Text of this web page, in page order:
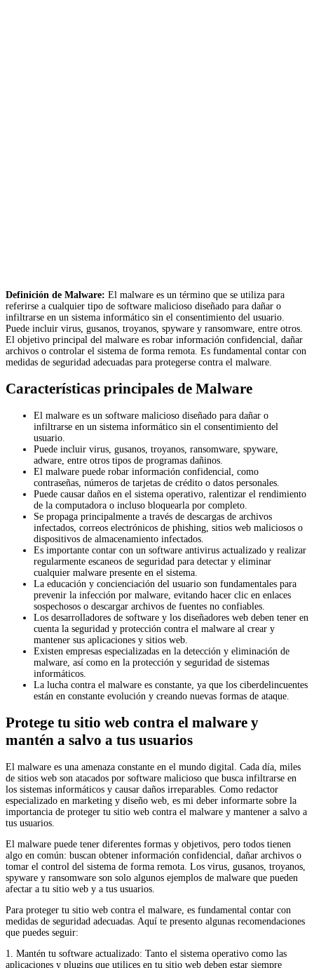
Definición de Malware: El malware es un término que se utiliza para
referirse a cualquier tipo de software malicioso diseñado para dañar o
infiltrarse en un sistema informático sin el consentimiento del usuario.
Puede incluir virus, gusanos, troyanos, spyware y ransomware, entre otros.
El objetivo principal del malware es robar información confidencial, dañar
archivos o controlar el sistema de forma remota. Es fundamental contar con
medidas de seguridad adecuadas para protegerse contra el malware.
Características principales de Malware
El malware es un software malicioso diseñado para dañar o
infiltrarse en un sistema informático sin el consentimiento del
usuario.
Puede incluir virus, gusanos, troyanos, ransomware, spyware,
adware, entre otros tipos de programas dañinos.
El malware puede robar información confidencial, como
contraseñas, números de tarjetas de crédito o datos personales.
Puede causar daños en el sistema operativo, ralentizar el rendimiento
de la computadora o incluso bloquearla por completo.
Se propaga principalmente a través de descargas de archivos
infectados, correos electrónicos de phishing, sitios web maliciosos o
dispositivos de almacenamiento infectados.
Es importante contar con un software antivirus actualizado y realizar
regularmente escaneos de seguridad para detectar y eliminar
cualquier malware presente en el sistema.
La educación y concienciación del usuario son fundamentales para
prevenir la infección por malware, evitando hacer clic en enlaces
sospechosos o descargar archivos de fuentes no confiables.
Los desarrolladores de software y los diseñadores web deben tener en
cuenta la seguridad y protección contra el malware al crear y
mantener sus aplicaciones y sitios web.
Existen empresas especializadas en la detección y eliminación de
malware, así como en la protección y seguridad de sistemas
informáticos.
La lucha contra el malware es constante, ya que los ciberdelincuentes
están en constante evolución y creando nuevas formas de ataque.
Protege tu sitio web contra el malware y
mantén a salvo a tus usuarios
El malware es una amenaza constante en el mundo digital. Cada día, miles
de sitios web son atacados por software malicioso que busca infiltrarse en
los sistemas informáticos y causar daños irreparables. Como redactor
especializado en marketing y diseño web, es mi deber informarte sobre la
importancia de proteger tu sitio web contra el malware y mantener a salvo a
tus usuarios.
El malware puede tener diferentes formas y objetivos, pero todos tienen
algo en común: buscan obtener información confidencial, dañar archivos o
tomar el control del sistema de forma remota. Los virus, gusanos, troyanos,
spyware y ransomware son solo algunos ejemplos de malware que pueden
afectar a tu sitio web y a tus usuarios.
Para proteger tu sitio web contra el malware, es fundamental contar con
medidas de seguridad adecuadas. Aquí te presento algunas recomendaciones
que puedes seguir:
1. Mantén tu software actualizado: Tanto el sistema operativo como las
aplicaciones y plugins que utilices en tu sitio web deben estar siempre